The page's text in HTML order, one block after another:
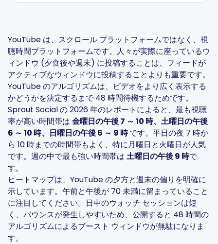
AI ブレーンストーミング
キャプションジェネレーター
ハッシュタグジェネレーター
コンテンツカレンダー
YouTube は、スクロール プラットフォームではなく、視
聴時間プラットフォームです。人々が実際に座っているウ
ィンドウ (夕食後や週末) に投稿することは、フィードが
アクティブなウィンドウに投稿することよりも重要です。
YouTube のアルゴリズムは、ビデオをより広く表示する
かどうかを決定するまで 48 時間待機するためです。
Sprout Social の 2026 年のレポートによると、最も視聴
率が高い時間帯は 金曜日の午後 7 ～ 10 時、土曜日の午後
6 ～ 10 時、日曜日の午後 6 ～ 9 時です。平日の夜 7 時か
ら 10 時までの時間帯もよく、特に月曜日と火曜日が人気
です。週の中で最も強い時間帯は 土曜日の午後 9 時で
す。
ヒートマップは、YouTube の夕方と週末の偏りを明確に
示しています。午前と午後が 70 未満に留まっていること
に注目してください。日中のウォッチ セッションは短
く、バウンスが発生しやすいため、公開すると 48 時間の
アルゴリズムによるブースト ウィンドウが無駄になりま
す。